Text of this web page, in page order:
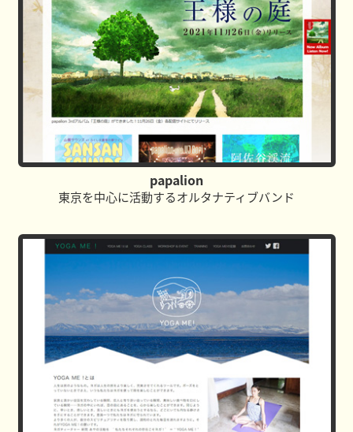
papalion
東京を中心に活動するオルタナティブバンド